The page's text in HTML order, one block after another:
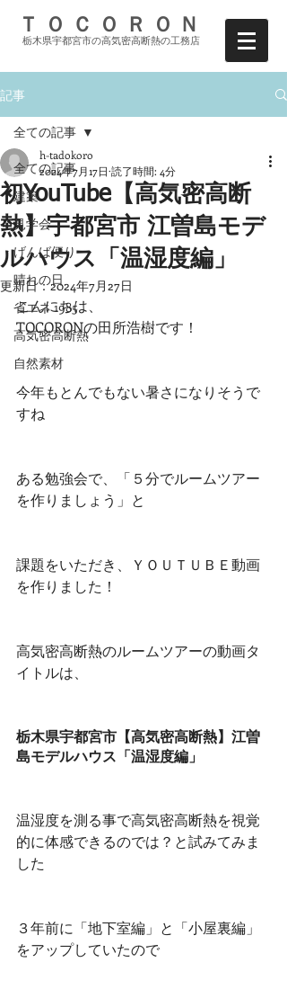
ＴＯＣＯＲＯＮ
栃木県宇都宮市の高気密高断熱の工務店
記事
全ての記事
建築
見学会
げんば便り
晴れの日
省エネ 1985
高気密高断熱
自然素材
全ての記事
初YouTube【高気密高断
熱】宇都宮市 江曽島モデ
ルハウス「温湿度編」
h-tadokoro
2024年7月17日 読了時間: 4分
更新日：2024年7月27日
こんにちは、
TOCORONの田所浩樹です！
今年もとんでもない暑さになりそうで
すね
ある勉強会で、「５分でルームツアー
を作りましょう」と
課題をいただき、ＹＯＵＴＵＢＥ動画
を作りました！
高気密高断熱のルームツアーの動画タ
イトルは、
栃木県宇都宮市【高気密高断熱】江曽
島モデルハウス「温湿度編」
温湿度を測る事で高気密高断熱を視覚
的に体感できるのでは？と試みてみま
した
３年前に「地下室編」と「小屋裏編」
をアップしていたので